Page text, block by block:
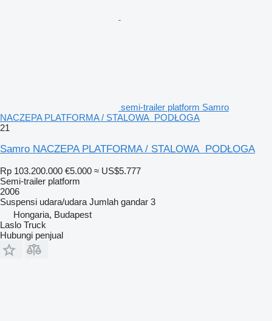
semi-trailer platform Samro
NACZEPA PLATFORMA / STALOWA PODŁOGA
21
Samro NACZEPA PLATFORMA / STALOWA PODŁOGA
Rp 103.200.000 €5.000 ≈ US$5.777
Semi-trailer platform
2006
Suspensi udara/udara Jumlah gandar 3
Hongaria, Budapest
Laslo Truck
Hubungi penjual